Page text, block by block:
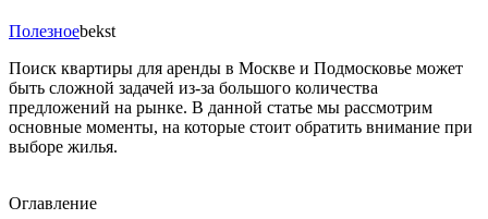
Полезноеbekst
Поиск квартиры для аренды в Москве и Подмосковье может
быть сложной задачей из-за большого количества
предложений на рынке. В данной статье мы рассмотрим
основные моменты, на которые стоит обратить внимание при
выборе жилья.
Оглавление